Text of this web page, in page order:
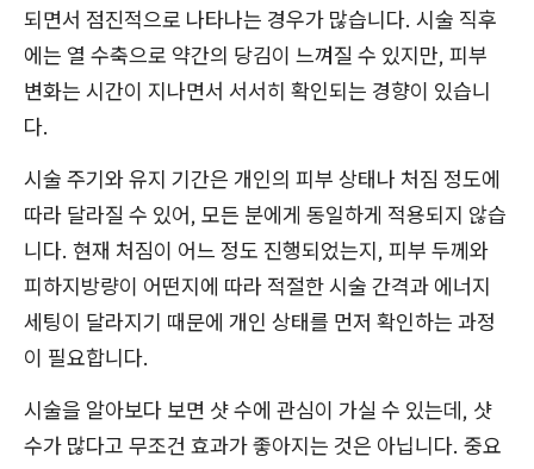
되면서 점진적으로 나타나는 경우가 많습니다. 시술 직후
에는 열 수축으로 약간의 당김이 느껴질 수 있지만, 피부
변화는 시간이 지나면서 서서히 확인되는 경향이 있습니
다.
시술 주기와 유지 기간은 개인의 피부 상태나 처짐 정도에
따라 달라질 수 있어, 모든 분에게 동일하게 적용되지 않습
니다. 현재 처짐이 어느 정도 진행되었는지, 피부 두께와
피하지방량이 어떤지에 따라 적절한 시술 간격과 에너지
세팅이 달라지기 때문에 개인 상태를 먼저 확인하는 과정
이 필요합니다.
시술을 알아보다 보면 샷 수에 관심이 가실 수 있는데, 샷
수가 많다고 무조건 효과가 좋아지는 것은 아닙니다. 중요